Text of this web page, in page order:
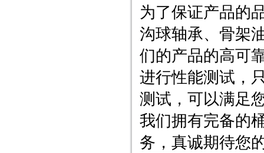
为了保证产品的
沟球轴承、骨架
们的产品的高可
进行性能测试，
测试，可以满足
我们拥有完备的
务，真诚期待您